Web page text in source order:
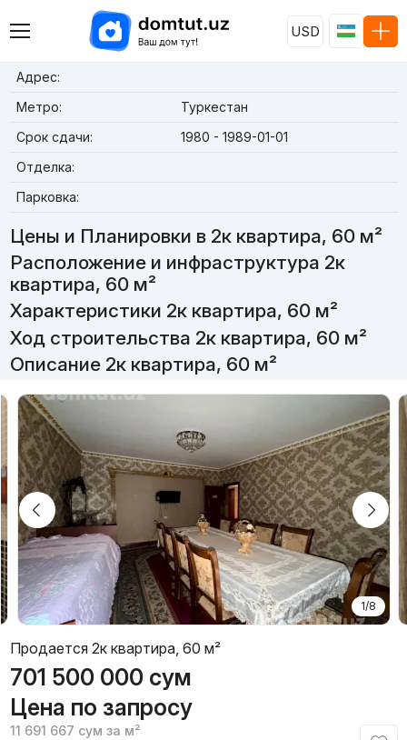
USD
Адрес:
Метро:
Туркестан
Срок сдачи:
1980 - 1989-01-01
Отделка:
Парковка:
Цены и Планировки в 2к квартира, 60 м²
Расположение и инфраструктура 2к
квартира, 60 м²
Характеристики 2к квартира, 60 м²
Ход строительства 2к квартира, 60 м²
Описание 2к квартира, 60 м²
1/8
Продается 2к квартира, 60 м²
701 500 000 сум
Цена по запросу
11 691 667 сум за м²